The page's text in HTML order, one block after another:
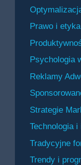
Prawo i
Psychologia
Reklamy
Strategie
Technologia i
Tradycyjne
Trendy i